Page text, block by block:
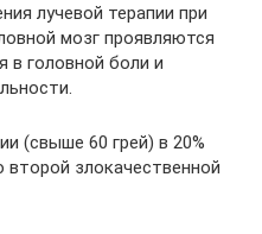
лучевой терапии при
мозг проявляются
в головной боли и
(свыше 60 грей) в 20%
второй злокачественной